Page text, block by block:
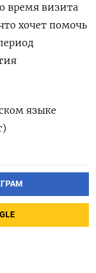
время визита
хочет помочь
языке